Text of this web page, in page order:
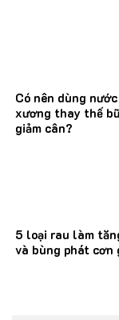
Có nên dùng
xương thay thế
giảm cân?
5 loại rau làm
và bùng phát cơn